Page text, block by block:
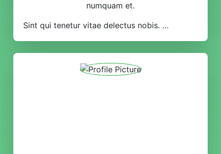
numquam et.
Sint qui tenetur vitae delectus nobis. Non voluptates illo labore fuga error. Aliquam ea vel vero pariatur non et.